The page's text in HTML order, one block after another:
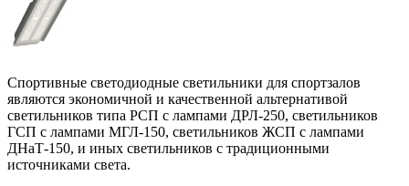
Спортивные светодиодные светильники для спортзалов
являются экономичной и качественной альтернативой
светильников типа РСП с лампами ДРЛ-250, светильников
ГСП с лампами МГЛ-150, светильников ЖСП с лампами
ДНаТ-150, и иных светильников с традиционными
источниками света.